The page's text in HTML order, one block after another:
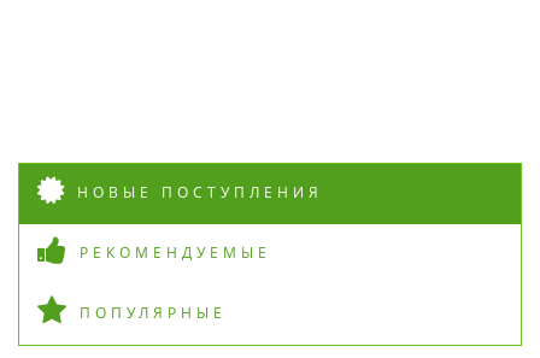
НОВЫЕ ПОСТУПЛЕНИЯ
РЕКОМЕНДУЕМЫЕ
ПОПУЛЯРНЫЕ